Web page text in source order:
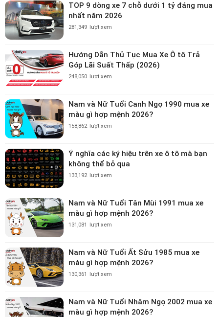
TOP 9 dòng xe 7 chỗ dưới 1 tỷ đáng mua
nhất năm 2026
281,349 lượt xem
Hướng Dẫn Thủ Tục Mua Xe Ô tô Trả
Góp Lãi Suất Thấp (2026)
248,050 lượt xem
Nam và Nữ Tuổi Canh Ngọ 1990 mua xe
màu gì hợp mệnh 2026?
158,862 lượt xem
Ý nghĩa các ký hiệu trên xe ô tô mà bạn
không thể bỏ qua
133,192 lượt xem
Nam và Nữ Tuổi Tân Mùi 1991 mua xe
màu gì hợp mệnh 2026?
131,081 lượt xem
Nam và Nữ Tuổi Ất Sửu 1985 mua xe
màu gì hợp mệnh 2026?
130,361 lượt xem
Nam và Nữ Tuổi Nhâm Ngọ 2002 mua xe
màu gì hợp mệnh 2026?